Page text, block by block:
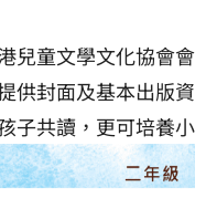
兒童文學文化協會會
供封面及基本出版資
子共讀，更可培養小